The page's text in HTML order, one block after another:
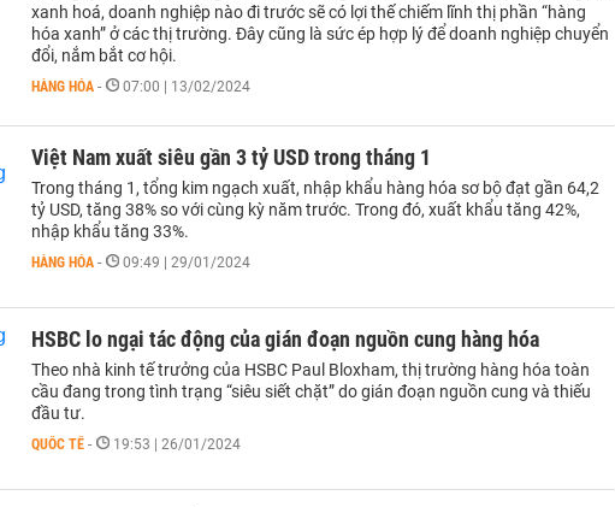
xanh hoá, doanh nghiệp nào đi trước sẽ có lợi thế chiếm lĩnh thị phần “hàng
hóa xanh” ở các thị trường. Đây cũng là sức ép hợp lý để doanh nghiệp chuyển
đổi, nắm bắt cơ hội.
HÀNG HÓA - 07:00 | 13/02/2024
Việt Nam xuất siêu gần 3 tỷ USD trong tháng 1
Trong tháng 1, tổng kim ngạch xuất, nhập khẩu hàng hóa sơ bộ đạt gần 64,2
tỷ USD, tăng 38% so với cùng kỳ năm trước. Trong đó, xuất khẩu tăng 42%,
nhập khẩu tăng 33%.
HÀNG HÓA - 09:49 | 29/01/2024
HSBC lo ngại tác động của gián đoạn nguồn cung hàng hóa​
Theo nhà kinh tế trưởng của HSBC Paul Bloxham, thị trường hàng hóa toàn
cầu đang trong tình trạng “siêu siết chặt” do gián đoạn nguồn cung và thiếu
đầu tư.
QUỐC TẾ - 19:53 | 26/01/2024